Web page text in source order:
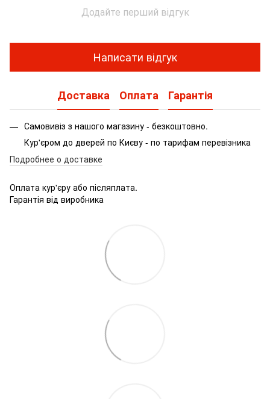
Додайте перший відгук
Написати відгук
Доставка Оплата Гарантія
Самовивіз з нашого магазину - безкоштовно.
Кур'єром до дверей по Києву - по тарифам перевізника
Подробнее о доставке
Оплата кур'єру або післяплата.
Гарантія від виробника